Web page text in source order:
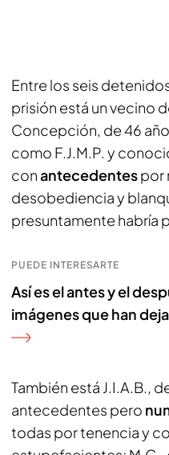
Entre los seis
prisión está un vecino
Concepción, de 46
como F.J.M.P. y
conantecedentespor
desobediencia y
presuntamente habría
PUEDE INTERESARTE
Así es el antes y el
imágenes que han
También está J.I.A.B.,
antecedentes pero
todas por tenencia y